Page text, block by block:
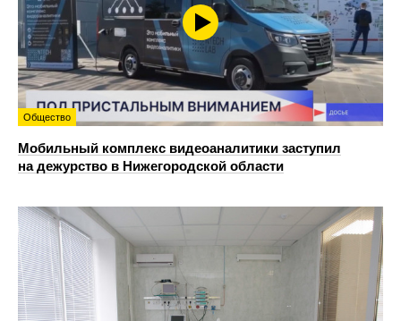
Общество
Мобильный комплекс видеоаналитики заступил
на дежурство в Нижегородской области